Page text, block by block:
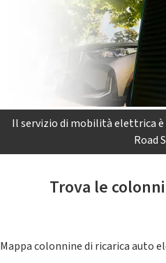
Il servizio di mobilità elettrica
Road
Trova le
Mappa colonnine di ricarica auto